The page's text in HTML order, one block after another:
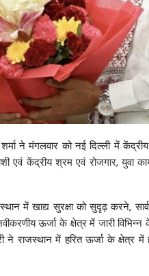
ने मंगलवार को नई दिल्ली में
एवं केंद्रीय श्रम एवं रोजगार,
में खाद्य सुरक्षा को सुदृढ़ करने,
ऊर्जा के क्षेत्र में जारी
राजस्थान में हरित ऊर्जा के क्षेत्र में